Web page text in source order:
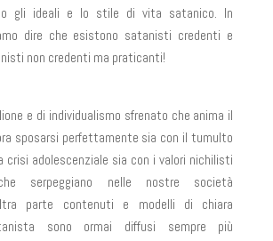
gli ideali e lo stile di vita satanico. In
dire che esistono satanisti credenti e
non credenti ma praticanti!
e di individualismo sfrenato che anima il
sposarsi perfettamente sia con il tumulto
crisi adolescenziale sia con i valori nichilisti
serpeggiano nelle nostre società
parte contenuti e modelli di chiara
sono ormai diffusi sempre più